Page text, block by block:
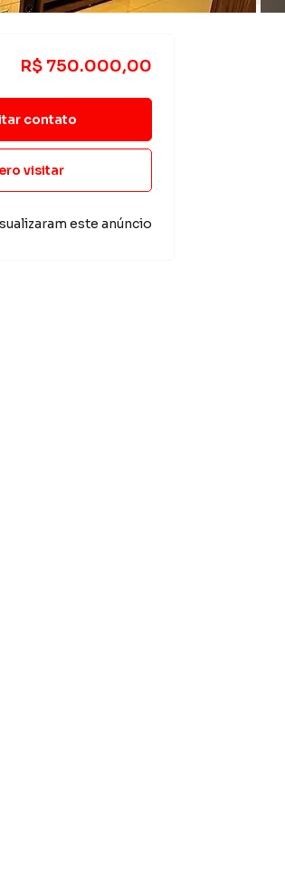
R$ 750.000,00
contato
visitar
este anúncio